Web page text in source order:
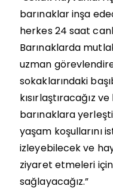
barınaklar inşa
herkes 24 saat
Barınaklarda
uzman
sokaklarındaki
kısırlaştıracağız
barınaklara
yaşam koşullarını
izleyebilecek ve
ziyaret etmeleri
sağlayacağız.”